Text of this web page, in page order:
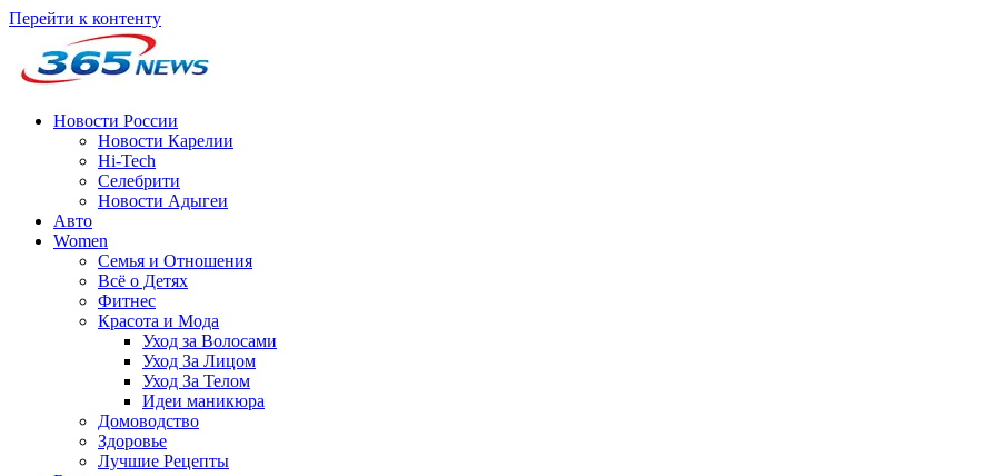
Перейти к контенту
Новости России
Новости Карелии
Hi-Tech
Селебрити
Новости Адыгеи
Авто
Women
Семья и Отношения
Всё о Детях
Фитнес
Красота и Мода
Уход за Волосами
Уход За Лицом
Уход За Телом
Идеи маникюра
Домоводство
Здоровье
Лучшие Рецепты